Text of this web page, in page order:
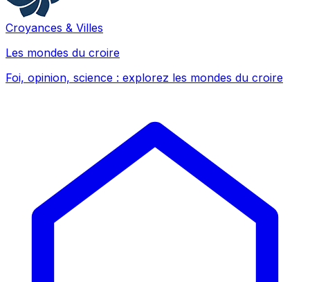
Croyances & Villes
Les mondes du croire
Foi, opinion, science : explorez les mondes du croire